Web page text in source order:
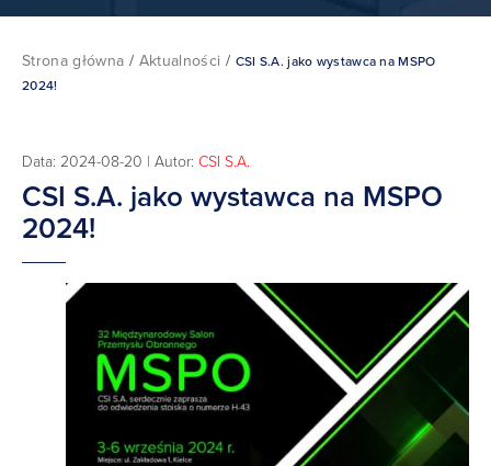
Strona główna / Aktualności / CSI S.A. jako wystawca na MSPO
2024!
Data: 2024-08-20 | Autor: CSI S.A.
CSI S.A. jako wystawca na MSPO
2024!